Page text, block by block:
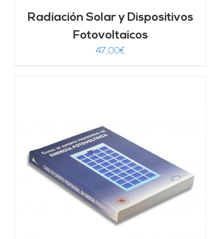
Radiación Solar y Dispositivos
Fotovoltaicos
47,00€